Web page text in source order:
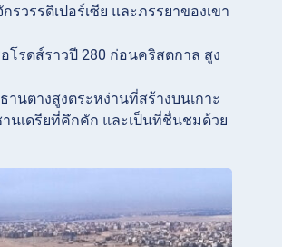
วรรดิเปอร์เซีย และภรรยาของเขา
โรดส์ราวปี 280 ก่อนคริสตกาล สูง
านตางสูงตระหง่านที่สร้างบนเกาะ
นเดรียที่คึกคัก และเป็นที่ชื่นชมด้วย